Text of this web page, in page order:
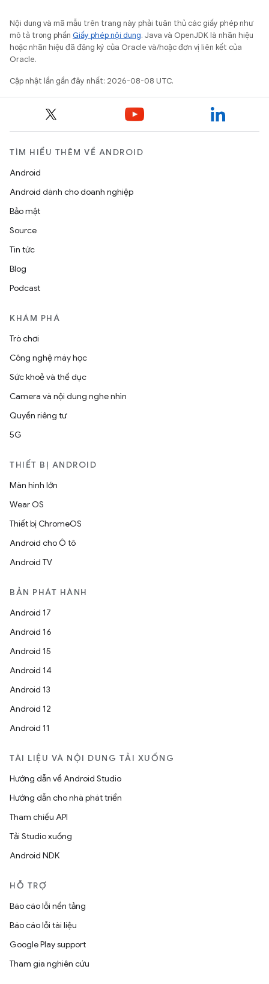
Nội dung và mã mẫu trên trang này phải tuân thủ các giấy phép như
mô tả trong phần Giấy phép nội dung. Java và OpenJDK là nhãn hiệu
hoặc nhãn hiệu đã đăng ký của Oracle và/hoặc đơn vị liên kết của
Oracle.
Cập nhật lần gần đây nhất: 2026-08-08 UTC.
TÌM HIỂU THÊM VỀ ANDROID
Android
Android dành cho doanh nghiệp
Bảo mật
Source
Tin tức
Blog
Podcast
KHÁM PHÁ
Trò chơi
Công nghệ máy học
Sức khoẻ và thể dục
Camera và nội dung nghe nhìn
Quyền riêng tư
5G
THIẾT BỊ ANDROID
Màn hình lớn
Wear OS
Thiết bị ChromeOS
Android cho Ô tô
Android TV
BẢN PHÁT HÀNH
Android 17
Android 16
Android 15
Android 14
Android 13
Android 12
Android 11
TÀI LIỆU VÀ NỘI DUNG TẢI XUỐNG
Hướng dẫn về Android Studio
Hướng dẫn cho nhà phát triển
Tham chiếu API
Tải Studio xuống
Android NDK
HỖ TRỢ
Báo cáo lỗi nền tảng
Báo cáo lỗi tài liệu
Google Play support
Tham gia nghiên cứu